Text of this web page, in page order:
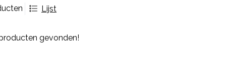
Lijst
gevonden!